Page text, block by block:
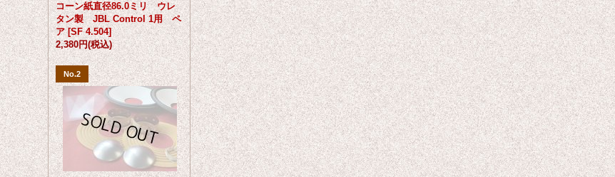
コーン紙直径86.0ミリ ウレ
タン製 JBL Control 1用 ペ
ア [SF 4.504]
2,380円(税込)
No.2